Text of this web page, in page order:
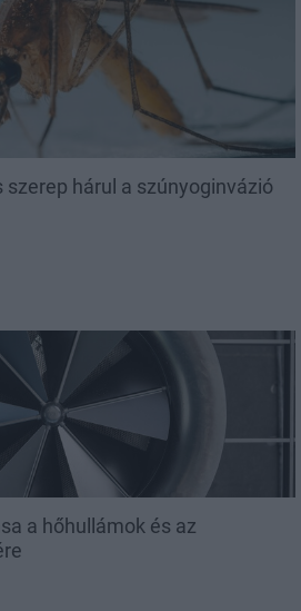
hárul a szúnyoginvázió
a hőhullámok és az